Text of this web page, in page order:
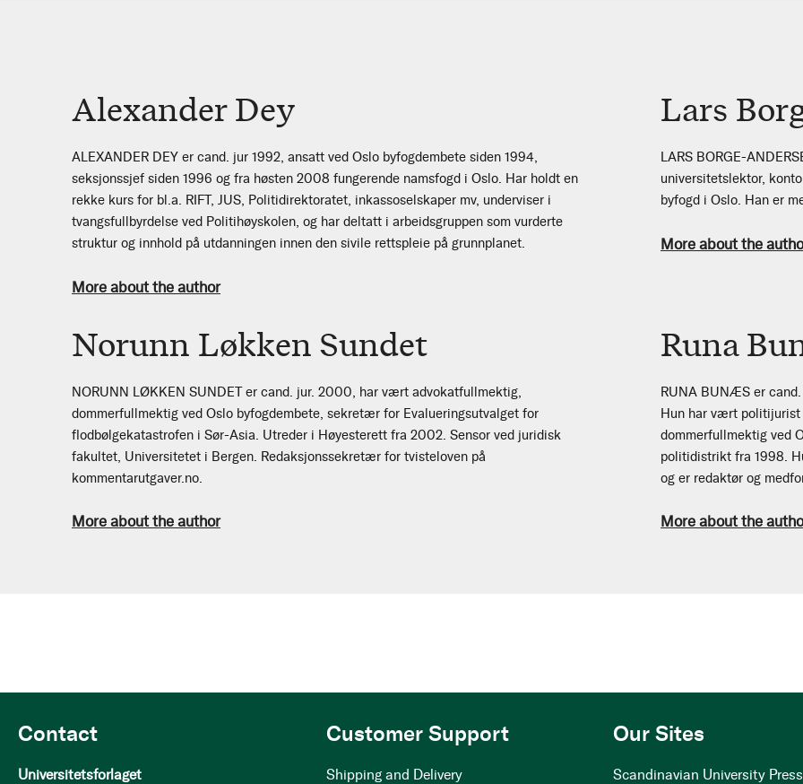
Alexander Dey
ALEXANDER DEY er cand. jur 1992, ansatt ved Oslo byfogdembete siden 1994,
seksjonssjef siden 1996 og fra høsten 2008 fungerende namsfogd i Oslo. Har holdt en
rekke kurs for bl.a. RIFT, JUS, Politidirektoratet, inkassoselskaper mv, underviser i
tvangsfullbyrdelse ved Politihøyskolen, og har deltatt i arbeidsgruppen som vurderte
struktur og innhold på utdanningen innen den sivile rettspleie på grunnplanet.
More about the author
Lars
LARS BORGE-
universitetslektor,
byfogd i Oslo. Han er
More about the
Norunn Løkken Sundet
NORUNN LØKKEN SUNDET er cand. jur. 2000, har vært advokatfullmektig,
dommerfullmektig ved Oslo byfogdembete, sekretær for Evalueringsutvalget for
flodbølgekatastrofen i Sør-Asia. Utreder i Høyesterett fra 2002. Sensor ved juridisk
fakultet, Universitetet i Bergen. Redaksjonssekretær for tvisteloven på
kommentarutgaver.no.
More about the author
Runa
RUNA BUNÆS er
Hun har vært politijurist
dommerfullmektig ved
politidistrikt fra 1998.
og er redaktør og
More about the
Contact
Universitetsforlaget
Customer Support
Shipping and Delivery
Our Sites
Scandinavian University Press